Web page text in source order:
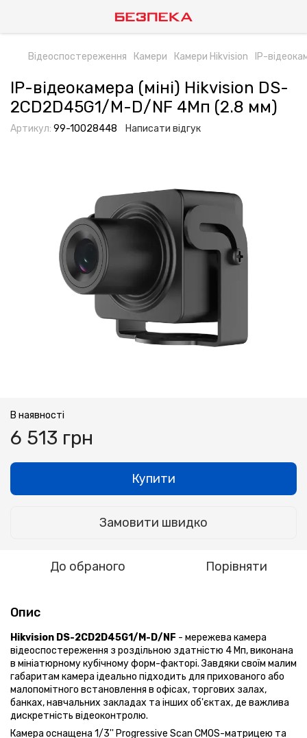
Відеоспостереження Камери Камери Hikvision IP-
IP-відеокамера (міні) Hikvision DS-
2CD2D45G1/M-D/NF 4Мп (2.8 мм)
Артикул: 99-10028448 Написати відгук
В наявності
6 513 грн
Купити
Замовити швидко
До обраного Порівняти
Опис
Hikvision DS-2CD2D45G1/M-D/NF - мережева камера
відеоспостереження з роздільною здатністю 4 Мп, виконана
в мініатюрному кубічному форм-факторі. Завдяки своїм малим
габаритам камера ідеально підходить для прихованого або
малопомітного встановлення в офісах, торгових залах,
банках, навчальних закладах та інших об'єктах, де важлива
дискретність відеоконтролю.
Камера оснащена 1/3'' Progressive Scan CMOS-матрицею та